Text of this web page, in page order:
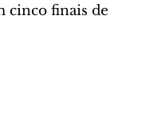
cinco finais de